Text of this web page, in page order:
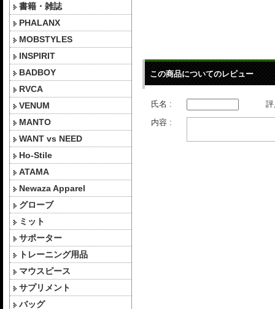
書籍・雑誌
PHALANX
MOBSTYLES
INSPIRIT
BADBOY
RVCA
VENUM
MANTO
WANT vs NEED
Ho-Stile
ATAMA
Newaza Apparel
グローブ
ミット
サポーター
トレーニング用品
マウスピース
サプリメント
バッグ
この商品についてのレビュー
氏名 :
内容 :